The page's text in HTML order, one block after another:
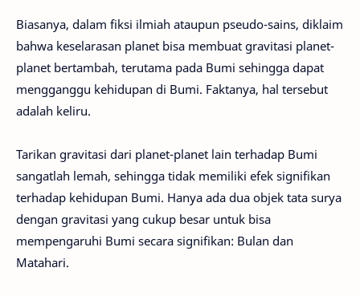
Biasanya, dalam fiksi ilmiah ataupun pseudo-sains, diklaim
bahwa keselarasan planet bisa membuat gravitasi planet-
planet bertambah, terutama pada Bumi sehingga dapat
mengganggu kehidupan di Bumi. Faktanya, hal tersebut
adalah keliru.
Tarikan gravitasi dari planet-planet lain terhadap Bumi
sangatlah lemah, sehingga tidak memiliki efek signifikan
terhadap kehidupan Bumi. Hanya ada dua objek tata surya
dengan gravitasi yang cukup besar untuk bisa
mempengaruhi Bumi secara signifikan: Bulan dan
Matahari.